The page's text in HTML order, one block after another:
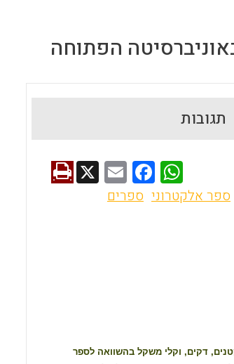
הפתוחה
תגובות
W
h
F
a
E
m
X
ספר אלקטרוני ספרים
דקים, וקלי משקל בהשוואה לספר